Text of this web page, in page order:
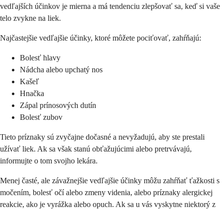
vedľajších účinkov je mierna a má tendenciu zlepšovať sa, keď si vaše
telo zvykne na liek.
Najčastejšie vedľajšie účinky, ktoré môžete pociťovať, zahŕňajú:
Bolesť hlavy
Nádcha alebo upchatý nos
Kašeľ
Hnačka
Zápal prínosových dutín
Bolesť zubov
Tieto príznaky sú zvyčajne dočasné a nevyžadujú, aby ste prestali
užívať liek. Ak sa však stanú obťažujúcimi alebo pretrvávajú,
informujte o tom svojho lekára.
Menej časté, ale závažnejšie vedľajšie účinky môžu zahŕňať ťažkosti s
močením, bolesť očí alebo zmeny videnia, alebo príznaky alergickej
reakcie, ako je vyrážka alebo opuch. Ak sa u vás vyskytne niektorý z